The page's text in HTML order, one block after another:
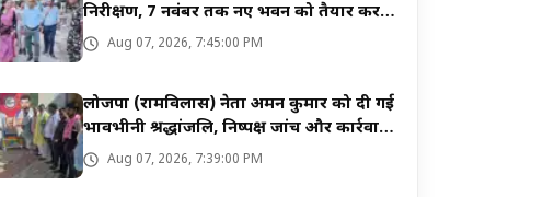
निरीक्षण, 7 नवंबर तक नए भवन को तैयार करने
का निर्देश
Aug 07, 2026, 7:45:00 PM
लोजपा (रामविलास) नेता अमन कुमार को दी गई
भावभीनी श्रद्धांजलि, निष्पक्ष जांच और कार्रवाई
की मांगAug 07, 2026, 7:39:00 PM